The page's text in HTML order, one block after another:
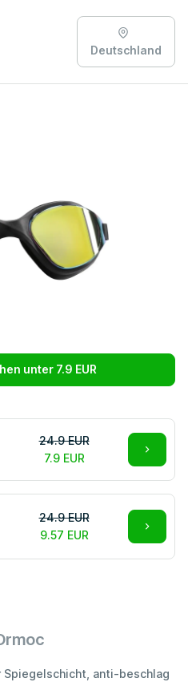
Deutschland
unter 7.9 EUR
24.9 EUR
7.9 EUR
24.9 EUR
9.57 EUR
Spiegelschicht, anti-beschlag